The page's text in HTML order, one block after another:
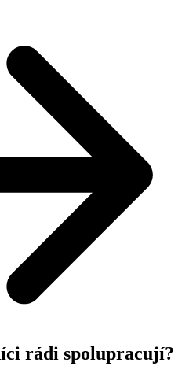
rádi spolupracují?